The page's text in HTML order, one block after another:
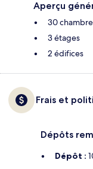
Aperçu
30
3 étages
2 édifices
Frais et
Dépôts
Dépôt :